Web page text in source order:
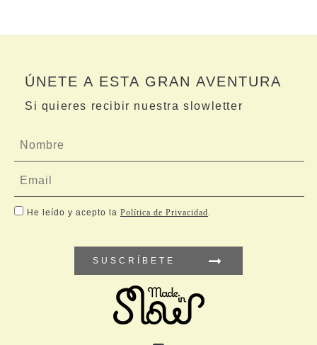
ÚNETE A ESTA GRAN AVENTURA
Si quieres recibir nuestra slowletter
He leído y acepto la Política de Privacidad.
SUSCRÍBETE